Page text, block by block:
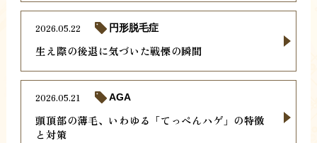
生え際の後退に気づいた戦慄の瞬間
2026.05.22 円形脱毛症
頭頂部の薄毛、いわゆる「てっぺんハゲ」の特徴
と対策
2026.05.21 AGA